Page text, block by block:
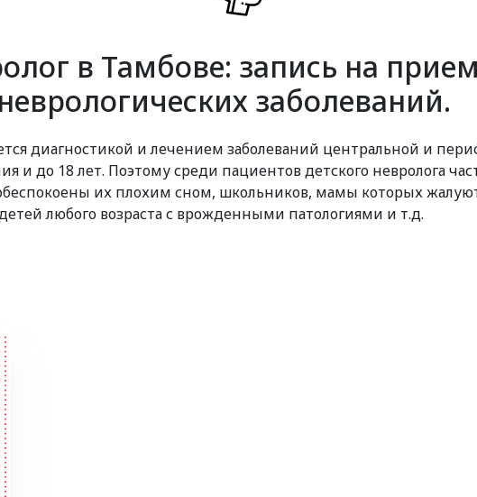
в Тамбове: запись на
заболеваний.
диагностикой и лечением заболеваний центральной и
и до 18 лет. Поэтому среди пациентов детского невролога
их плохим сном, школьников, мамы которых
любого возраста с врожденными патологиями и т.д.